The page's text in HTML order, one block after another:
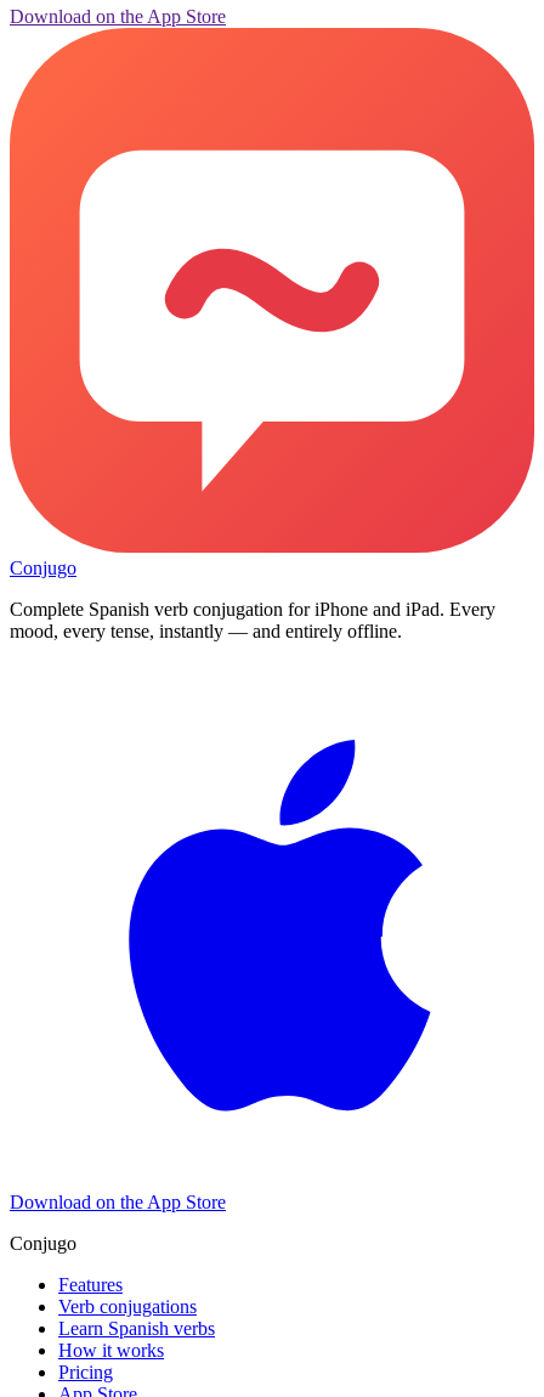
Download on the App Store
Conjugo
Complete Spanish verb conjugation for iPhone and iPad. Every
mood, every tense, instantly — and entirely offline.
Download on the App Store
Conjugo
Features
Verb conjugations
Learn Spanish verbs
How it works
Pricing